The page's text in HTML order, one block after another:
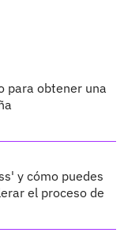
para obtener una
y cómo puedes
el proceso de